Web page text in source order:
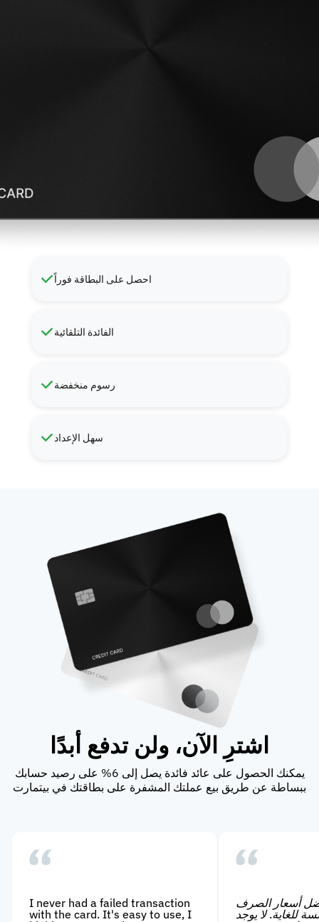
احصل على البطاقة فوراً
الفائدة التلقائية
رسوم منخفضة
سهل الإعداد
اشترِ الآن، ولن تدفع أبدًا
يمكنك الحصول على عائد فائدة يصل إلى 6% على رصيد حسابك
ببساطة عن طريق بيع عملتك المشفرة على بطاقتك في بيتمارت
I never had a failed transaction
with the card. It's easy to use, I
أسعار الصرف
للغاية. لا يوجد